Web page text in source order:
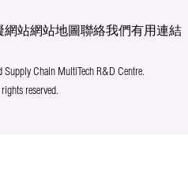
網站網站地圖聯絡我們有用連結
Chain MultiTech R&D Centre.
reserved.